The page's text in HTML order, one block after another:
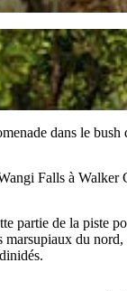
dans le
Falls à
partie de la piste
du